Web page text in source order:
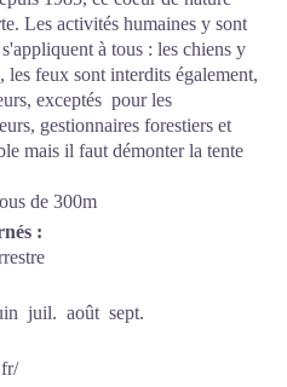
Les activités humaines y sont
à tous : les chiens y
les feux sont interdits également,
exceptés pour les
gestionnaires forestiers et
mais il faut démonter la tente
de 300m
:
juil. août sept.